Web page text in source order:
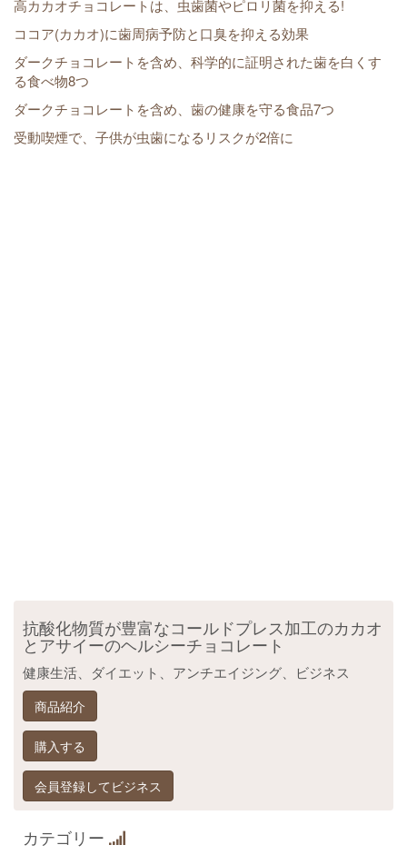
高カカオチョコレートは、虫歯菌やピロリ菌を抑える!
ココア(カカオ)に歯周病予防と口臭を抑える効果
ダークチョコレートを含め、科学的に証明された歯を白くす
る食べ物8つ
ダークチョコレートを含め、歯の健康を守る食品7つ
受動喫煙で、子供が虫歯になるリスクが2倍に
抗酸化物質が豊富なコールドプレス加工のカカオ
とアサイーのヘルシーチョコレート
健康生活、ダイエット、アンチエイジング、ビジネス
商品紹介
購入する
会員登録してビジネス
カテゴリー